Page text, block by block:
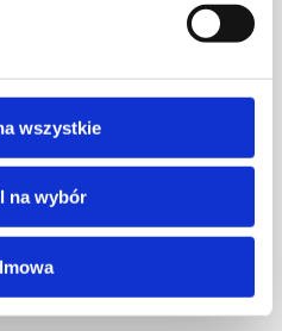
wszystkie
na wybór
wnętrz, blogerka
dla początkujących
własne produkty do